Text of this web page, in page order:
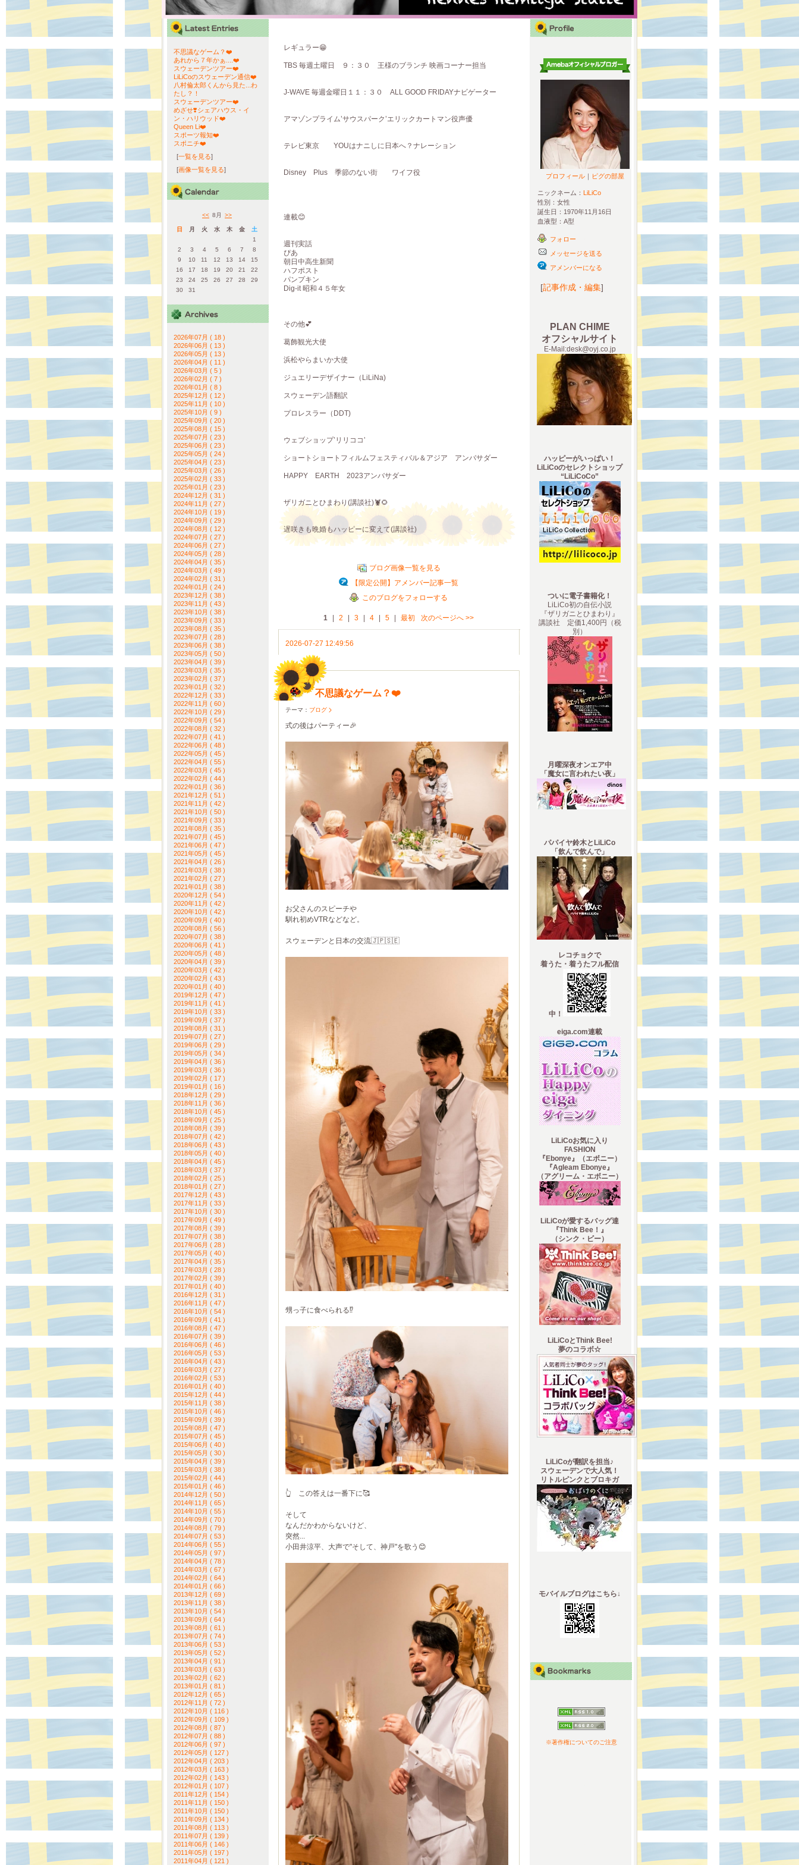
不思議なゲーム？❤️
あれから７年かぁ....❤️
スウェーデンツアー❤️
LiLiCoのスウェーデン通信❤️
八村倫太郎くんから見た...わ
たし？！
スウェーデンツアー❤️
めざせ❣️シェアハウス・イ
ン・ハリウッド❤️
Queen Li❤️
スポーツ報知❤️
スポニチ❤️
[一覧を見る]
[画像一覧を見る]
<< 8月 >>
日 月 火 水 木 金
土
1
2
3 4 5 6 7
8
9
10 11 12 13 14
15
16
17 18 19 20 21
22
23
24 25 26 27 28
29
30
31
2026年07月 ( 18 )
2026年06月 ( 13 )
2026年05月 ( 13 )
2026年04月 ( 11 )
2026年03月 ( 5 )
2026年02月 ( 7 )
2026年01月 ( 8 )
2025年12月 ( 12 )
2025年11月 ( 10 )
2025年10月 ( 9 )
2025年09月 ( 20 )
2025年08月 ( 15 )
2025年07月 ( 23 )
2025年06月 ( 23 )
2025年05月 ( 24 )
2025年04月 ( 23 )
2025年03月 ( 26 )
2025年02月 ( 33 )
2025年01月 ( 23 )
2024年12月 ( 31 )
2024年11月 ( 27 )
2024年10月 ( 19 )
2024年09月 ( 29 )
2024年08月 ( 12 )
2024年07月 ( 27 )
2024年06月 ( 27 )
2024年05月 ( 28 )
2024年04月 ( 35 )
2024年03月 ( 49 )
2024年02月 ( 31 )
2024年01月 ( 24 )
2023年12月 ( 38 )
2023年11月 ( 43 )
2023年10月 ( 38 )
2023年09月 ( 33 )
2023年08月 ( 35 )
2023年07月 ( 28 )
2023年06月 ( 38 )
2023年05月 ( 50 )
2023年04月 ( 39 )
2023年03月 ( 35 )
2023年02月 ( 37 )
2023年01月 ( 32 )
2022年12月 ( 33 )
2022年11月 ( 60 )
2022年10月 ( 29 )
2022年09月 ( 54 )
2022年08月 ( 32 )
2022年07月 ( 41 )
2022年06月 ( 48 )
2022年05月 ( 45 )
2022年04月 ( 55 )
2022年03月 ( 45 )
2022年02月 ( 44 )
2022年01月 ( 36 )
2021年12月 ( 51 )
2021年11月 ( 42 )
2021年10月 ( 50 )
2021年09月 ( 33 )
2021年08月 ( 35 )
2021年07月 ( 45 )
2021年06月 ( 47 )
2021年05月 ( 45 )
2021年04月 ( 26 )
2021年03月 ( 38 )
2021年02月 ( 27 )
2021年01月 ( 38 )
2020年12月 ( 54 )
2020年11月 ( 42 )
2020年10月 ( 42 )
2020年09月 ( 40 )
2020年08月 ( 56 )
2020年07月 ( 38 )
2020年06月 ( 41 )
2020年05月 ( 48 )
2020年04月 ( 39 )
2020年03月 ( 42 )
2020年02月 ( 43 )
2020年01月 ( 40 )
2019年12月 ( 47 )
2019年11月 ( 41 )
2019年10月 ( 33 )
2019年09月 ( 37 )
2019年08月 ( 31 )
2019年07月 ( 27 )
2019年06月 ( 29 )
2019年05月 ( 34 )
2019年04月 ( 36 )
2019年03月 ( 36 )
2019年02月 ( 17 )
2019年01月 ( 16 )
2018年12月 ( 29 )
2018年11月 ( 36 )
2018年10月 ( 45 )
2018年09月 ( 25 )
2018年08月 ( 39 )
2018年07月 ( 42 )
2018年06月 ( 43 )
2018年05月 ( 40 )
2018年04月 ( 45 )
2018年03月 ( 37 )
2018年02月 ( 25 )
2018年01月 ( 27 )
2017年12月 ( 43 )
2017年11月 ( 33 )
2017年10月 ( 30 )
2017年09月 ( 49 )
2017年08月 ( 39 )
2017年07月 ( 38 )
2017年06月 ( 28 )
2017年05月 ( 40 )
2017年04月 ( 35 )
2017年03月 ( 28 )
2017年02月 ( 39 )
2017年01月 ( 40 )
2016年12月 ( 31 )
2016年11月 ( 47 )
2016年10月 ( 54 )
2016年09月 ( 41 )
2016年08月 ( 47 )
2016年07月 ( 39 )
2016年06月 ( 46 )
2016年05月 ( 53 )
2016年04月 ( 43 )
2016年03月 ( 27 )
2016年02月 ( 53 )
2016年01月 ( 40 )
2015年12月 ( 44 )
2015年11月 ( 38 )
2015年10月 ( 46 )
2015年09月 ( 39 )
2015年08月 ( 47 )
2015年07月 ( 45 )
2015年06月 ( 40 )
2015年05月 ( 30 )
2015年04月 ( 39 )
2015年03月 ( 38 )
2015年02月 ( 44 )
2015年01月 ( 46 )
2014年12月 ( 50 )
2014年11月 ( 65 )
2014年10月 ( 55 )
2014年09月 ( 70 )
2014年08月 ( 79 )
2014年07月 ( 53 )
2014年06月 ( 55 )
2014年05月 ( 97 )
2014年04月 ( 78 )
2014年03月 ( 67 )
2014年02月 ( 64 )
2014年01月 ( 66 )
2013年12月 ( 69 )
2013年11月 ( 38 )
2013年10月 ( 54 )
2013年09月 ( 64 )
2013年08月 ( 61 )
2013年07月 ( 74 )
2013年06月 ( 53 )
2013年05月 ( 52 )
2013年04月 ( 91 )
2013年03月 ( 63 )
2013年02月 ( 62 )
2013年01月 ( 81 )
2012年12月 ( 65 )
2012年11月 ( 72 )
2012年10月 ( 116 )
2012年09月 ( 109 )
2012年08月 ( 87 )
2012年07月 ( 88 )
2012年06月 ( 97 )
2012年05月 ( 127 )
2012年04月 ( 203 )
2012年03月 ( 163 )
2012年02月 ( 143 )
2012年01月 ( 107 )
2011年12月 ( 154 )
2011年11月 ( 150 )
2011年10月 ( 150 )
2011年09月 ( 134 )
2011年08月 ( 113 )
2011年07月 ( 139 )
2011年06月 ( 146 )
2011年05月 ( 197 )
2011年04月 ( 121 )
レギュラー😁
TBS 毎週土曜日 ９：３０ 王様のブランチ 映画コーナー担当
J-WAVE 毎週金曜日１１：３０ ALL GOOD FRIDAYナビゲーター
アマゾンプライム’サウスパーク’エリックカートマン役声優
テレビ東京 YOUはナニしに日本へ？ナレーション
Disney Plus 季節のない街 ワイフ役
連載😊
週刊実話
ぴあ
朝日中高生新聞
ハフポスト
パンプキン
Dig‐it 昭和４５年女
その他💕
葛飾観光大使
浜松やらまいか大使
ジュエリーデザイナー（LiLiNa)
スウェーデン語翻訳
プロレスラー（DDT)
ウェブショップ’リリココ’
ショートショートフィルムフェスティバル＆アジア アンバサダー
HAPPY EARTH 2023アンバサダー
ザリガニとひまわり(講談社)🦞🌻
遅咲きも晩婚もハッピーに変えて(講談社)
ブログ画像一覧を見る
【限定公開】アメンバー記事一覧
このブログをフォローする
1 2 3 4 5 最初 次のページへ >>
2026-07-27 12:49:56
不思議なゲーム？❤️
テーマ： ブログ
式の後はパーティー🎉
お父さんのスピーチや
馴れ初めVTRなどなど。
スウェーデンと日本の交流🇯🇵🇸🇪
甥っ子に食べられる⁉️
👆 この答えは一番下に🥰
そして
なんだかわからないけど、
突然...
小田井涼平、大声で"そして、神戸"を歌う😊
プロフィール｜ ピグの部屋
ニックネーム： LiLiCo
性別： 女性
誕生日： 1970年11月16日
血液型： A型
フォロー
メッセージを送る
アメンバーになる
[記事作成・編集]
PLAN CHIME
オフシャルサイト
E-Mail:desk@oyj.co.jp
ハッピーがいっぱい！
LiLiCoのセレクトショップ
“LiLiCoCo”
ついに電子書籍化！
LiLiCo初の自伝小説
『ザリガニとひまわり』
講談社 定価1,400円（税
別）
月曜深夜オンエア中
「魔女に言われたい夜」
パパイヤ鈴木とLiLiCo
「飲んで飲んで」
レコチョクで
着うた・着うたフル配信
中！
eiga.com連載
LiLiCoお気に入り
FASHION
『Ebonye』（エボニー）
『Agleam Ebonye』
（アグリーム・エボニー）
LiLiCoが愛するバッグ達
『Think Bee！』
（シンク・ビー）
LiLiCoとThink Bee!
夢のコラボ☆
LiLiCoが翻訳を担当♪
スウェーデンで大人気！
リトルピンクとブロキガ
モバイルブログはこちら↓
※著作権についてのご注意